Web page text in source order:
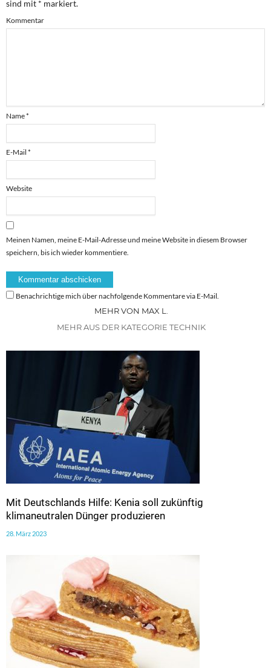
sind mit * markiert.
Kommentar
Name*
E-Mail *
Website
Meinen Namen, meine E-Mail-Adresse und meine Website in diesem Browser
speichern, bis ich wieder kommentiere.
Benachrichtige mich über nachfolgende Kommentare via E-Mail.
MEHR VON MAX L.
MEHR AUS DER KATEGORIE TECHNIK
Mit Deutschlands Hilfe: Kenia soll zukünftig
klimaneutralen Dünger produzieren
28. März 2023